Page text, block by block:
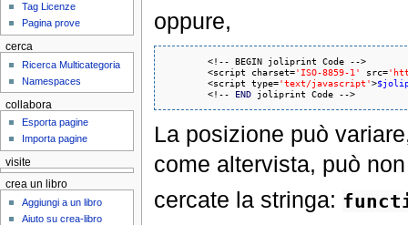
oppure,
	<script charset=
'ISO-8859-1' src=
	<script type=
'text/javascript'>
	<!--
END joliprint Code -->
La posizione può
come altervista, può
cercate la stringa:
Tag Licenze
Pagina prove
cerca
Ricerca Multicategoria
Namespaces
collabora
Esporta pagine
Importa pagine
visite
crea un libro
Aggiungi a un libro
Aiuto su crea-libro